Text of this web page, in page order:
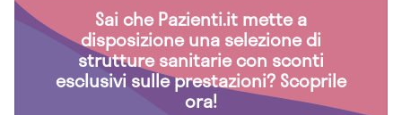
Sai che Pazienti.it mette a
disposizione una selezione di
strutture sanitarie con sconti
esclusivi sulle prestazioni? Scoprile
ora!